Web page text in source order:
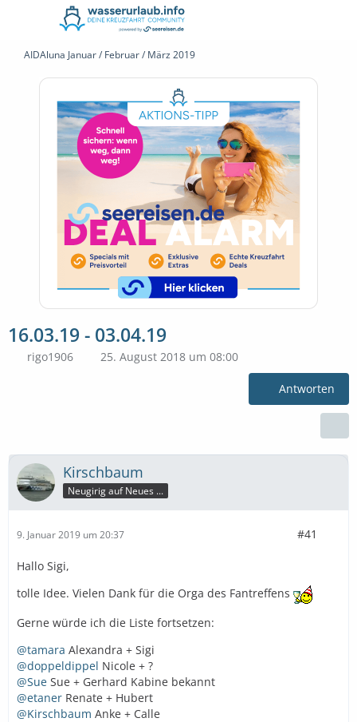
AIDAluna Januar / Februar / März 2019
16.03.19 - 03.04.19
rigo1906 25. August 2018 um 08:00
Antworten
Kirschbaum
Neugirig auf Neues ...
9. Januar 2019 um 20:37 #41
Hallo Sigi,
tolle Idee. Vielen Dank für die Orga des Fantreffens
Gerne würde ich die Liste fortsetzen:
@tamara Alexandra + Sigi
@doppeldippel Nicole + ?
@Sue Sue + Gerhard Kabine bekannt
@etaner Renate + Hubert
@Kirschbaum Anke + Calle